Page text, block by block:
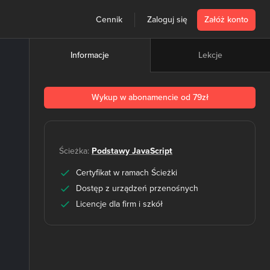
Cennik Zaloguj się Załóż konto
Informacje Lekcje
Wykup w abonamencie od 79zł
Ścieżka: Podstawy JavaScript
Certyfikat w ramach Ścieżki
Dostęp z urządzeń przenośnych
Licencje dla firm i szkół